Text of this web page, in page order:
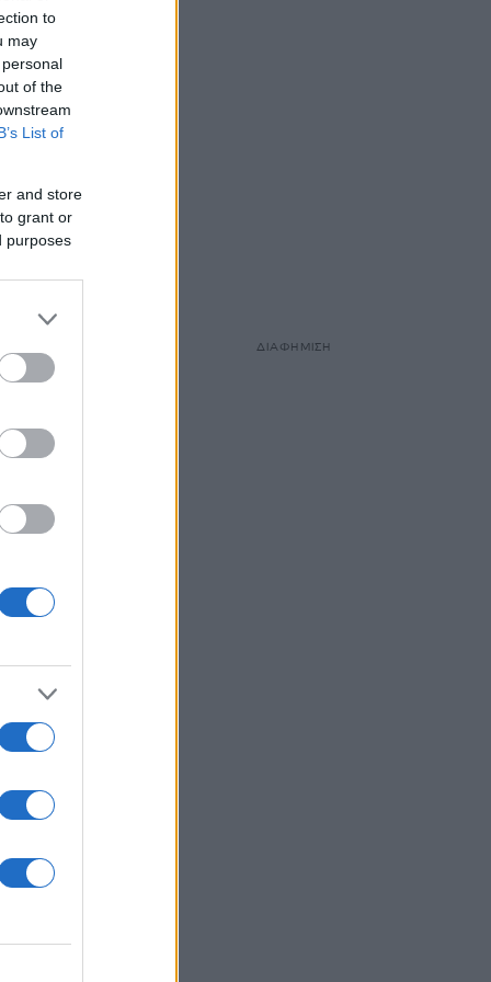
to
may
of the
List of
and store
grant or
purposes
να
ΔΙΑΦΗΜΙΣΗ